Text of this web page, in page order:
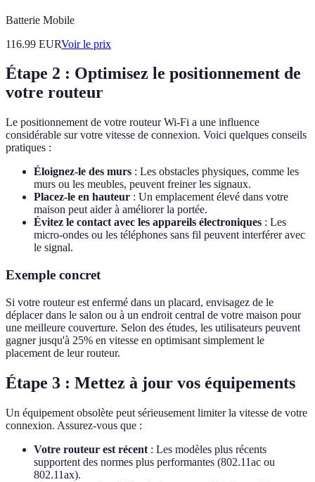
Batterie Mobile
116.99 EURVoir le prix
Étape 2 : Optimisez le positionnement de
votre routeur
Le positionnement de votre routeur Wi-Fi a une influence
considérable sur votre vitesse de connexion. Voici quelques conseils
pratiques :
Éloignez-le des murs : Les obstacles physiques, comme les
murs ou les meubles, peuvent freiner les signaux.
Placez-le en hauteur : Un emplacement élevé dans votre
maison peut aider à améliorer la portée.
Évitez le contact avec les appareils électroniques : Les
micro-ondes ou les téléphones sans fil peuvent interférer avec
le signal.
Exemple concret
Si votre routeur est enfermé dans un placard, envisagez de le
déplacer dans le salon ou à un endroit central de votre maison pour
une meilleure couverture. Selon des études, les utilisateurs peuvent
gagner jusqu'à 25% en vitesse en optimisant simplement le
placement de leur routeur.
Étape 3 : Mettez à jour vos équipements
Un équipement obsolète peut sérieusement limiter la vitesse de votre
connexion. Assurez-vous que :
Votre routeur est récent : Les modèles plus récents
supportent des normes plus performantes (802.11ac ou
802.11ax).